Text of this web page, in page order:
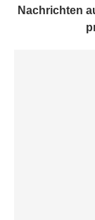
Nachrichten